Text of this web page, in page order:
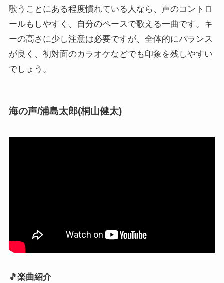
歌うことにある程度慣れている人なら、声のコントロ
ールもしやすく、自分のペースで歌える一曲です。キ
ーの高さに少し注意は必要ですが、全体的にバランス
が良く、初対面のカラオケなどでも印象を残しやすい
でしょう。
海の声/浦島太郎(桐山健太)
🎵楽曲紹介